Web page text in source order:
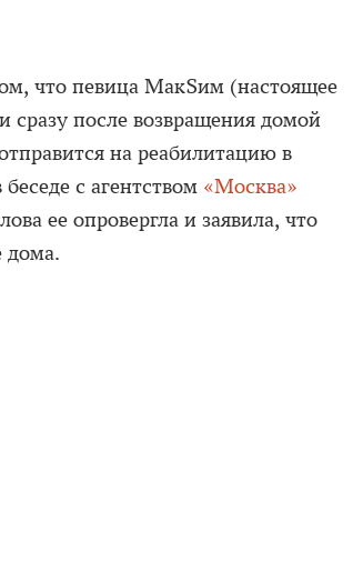
что певица МакSим (настоящее
после возвращения домой
на реабилитацию в
с агентством «Москва»
ее опровергла и заявила, что
дома.